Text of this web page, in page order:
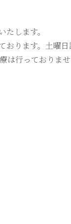
します。
おります。土曜
は行っておりませ